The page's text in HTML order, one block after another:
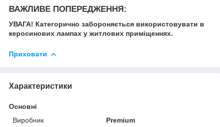
ВАЖЛИВЕ ПОПЕРЕДЖЕННЯ:
УВАГА! Категорично забороняється використовувати в
керосинових лампах у житлових приміщеннях.
Приховати
Характеристики
Основні
Виробник
Premium